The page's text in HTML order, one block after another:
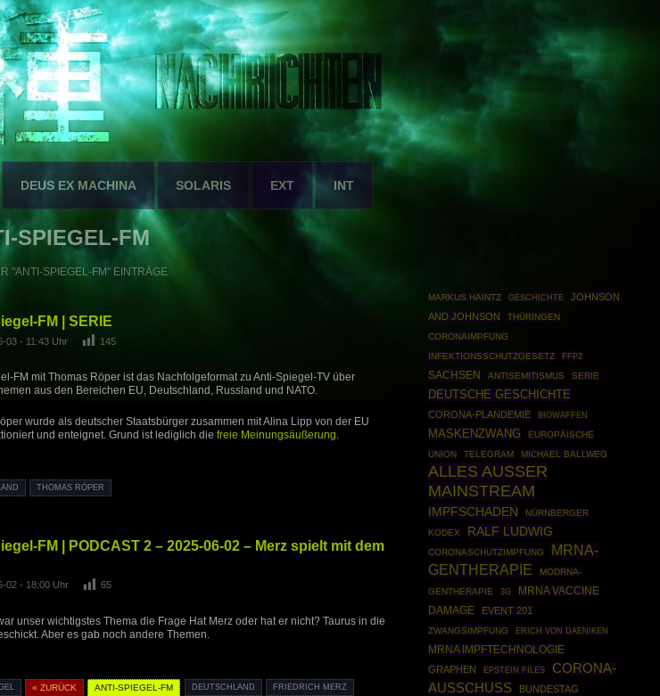
DEUS EX MACHINA SOLARIS EXT INT
SPIEGEL-FM
"ANTI-SPIEGEL-FM" EINTRÄGE
FM | SERIE
03 - 11:43 Uhr 145
FM mit Thomas Röper ist das Nachfolgeformat zu Anti-Spiegel-TV über
aus den Bereichen EU, Deutschland, Russland und NATO.
wurde als deutscher Staatsbürger zusammen mit Alina Lipp von der EU
und enteignet. Grund ist lediglich die freie Meinungsäußerung.
THOMAS RÖPER
FM | PODCAST 2 – 2025-06-02 – Merz spielt mit dem
02 - 18:00 Uhr 65
unser wichtigstes Thema die Frage Hat Merz oder hat er nicht? Taurus in die
Aber es gab noch andere Themen.
« ZURÜCK ANTI-SPIEGEL-FM DEUTSCHLAND FRIEDRICH MERZ
MARKUS HAINTZ GESCHICHTE
JOHNSON
AND JOHNSON
THÜRINGEN
CORONAIMPFUNG
INFEKTIONSSCHUTZGESETZ
FFP2
SACHSEN ANTISEMITISMUS SERIE
DEUTSCHE GESCHICHTE
CORONA-PLANDEMIE BIOWAFFEN
MASKENZWANG
EUROPÄISCHE
UNION
TELEGRAM MICHAEL BALLWEG
ALLES AUSSER
MAINSTREAM
IMPFSCHADEN
NÜRNBERGER
KODEX
RALF LUDWIG
CORONASCHUTZIMPFUNG
MRNA-
GENTHERAPIE
MODRNA-
GENTHERAPIE
3G
MRNA VACCINE
DAMAGE
EVENT 201
ZWANGSIMPFUNG ERICH VON DAENIKEN
MRNA IMPFTECHNOLOGIE
GRAPHEN EPSTEIN FILES
CORONA-
AUSSCHUSS
BUNDESTAG